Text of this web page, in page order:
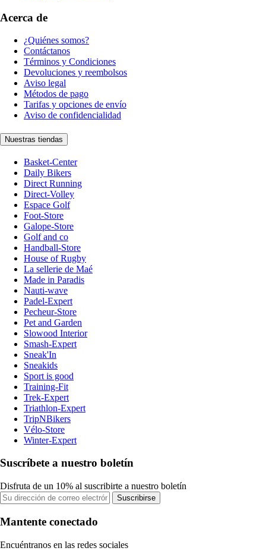
Acerca de
¿Quiénes somos?
Contáctanos
Términos y Condiciones
Devoluciones y reembolsos
Aviso legal
Métodos de pago
Tarifas y opciones de envío
Aviso de confidencialidad
Nuestras tiendas
Basket-Center
Daily Bikers
Direct Running
Direct-Volley
Espace Golf
Foot-Store
Galope-Store
Golf and co
Handball-Store
House of Rugby
La sellerie de Maé
Made in Paradis
Nauti-wave
Padel-Expert
Pecheur-Store
Pet and Garden
Slowood Interior
Smash-Expert
Sneak'In
Sneakids
Sport is good
Training-Fit
Trek-Expert
Triathlon-Expert
TripNBikers
Vélo-Store
Winter-Expert
Suscríbete a nuestro boletín
Disfruta de un 10% al suscribirte a nuestro boletín
Suscribirse
Mantente conectado
Encuéntranos en las redes sociales